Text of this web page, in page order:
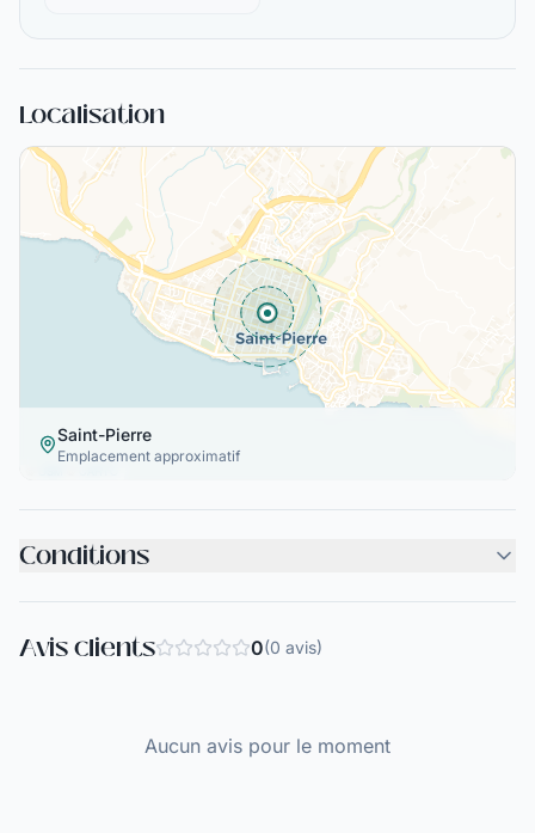
Localisation
Saint-Pierre
Emplacement approximatif
Conditions
Avis clients 0(0 avis)
Aucun avis pour le moment